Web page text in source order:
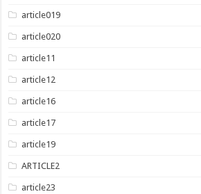
article019
article020
article11
article12
article16
article17
article19
ARTICLE2
article23